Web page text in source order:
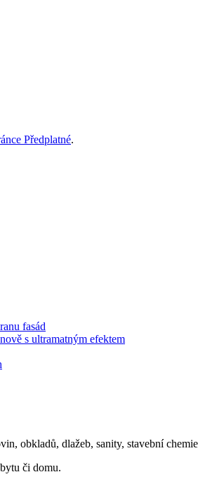
Předplatné.
fasád
s ultramatným efektem
obkladů, dlažeb, sanity, stavební
či domu.